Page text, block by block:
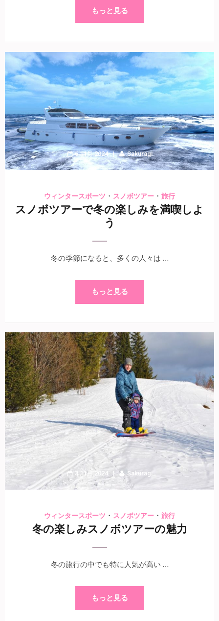
もっと見る
6 11月 2024 Sakuragi
ウィンタースポーツ ・ スノボツアー ・ 旅行
スノボツアーで冬の楽しみを満喫しよ
う
冬の季節になると、多くの人々は …
もっと見る
3 11月 2024 Sakuragi
ウィンタースポーツ ・ スノボツアー ・ 旅行
冬の楽しみスノボツアーの魅力
冬の旅行の中でも特に人気が高い …
もっと見る